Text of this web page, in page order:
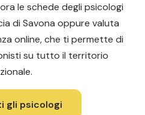
le schede degli psicologi
di Savona oppure valuta
online, che ti permette di
su tutto il territorio
gli psicologi